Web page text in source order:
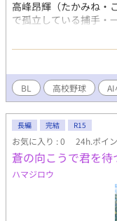
高峰昂輝（たかみね・
で孤立している捕手・
は、重度の喘息を抱え
な兄」を演じてきた。
で、零にとって野球
えに彼は、自分を「野
み、周囲を寄せ付けな
球に対し「甘い。お坊
る。周囲が昂輝を庇い
瞳の奥にある「飢え」
する。 一ノ瀬 零（い
技術を持つが、毒舌で
嫉妬と、両親の愛に飢
も愛されない欠陥品」
うき） / 投手 地元名
かで人当たりが良い。
BL 高校野球 AI
長編 完結 R15
お気に入り : 0 24h.ポイ
蒼の向こうで君を待
ハマジロウ